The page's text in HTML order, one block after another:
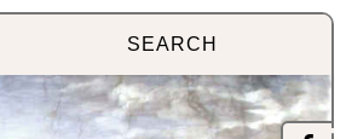
SEARCH